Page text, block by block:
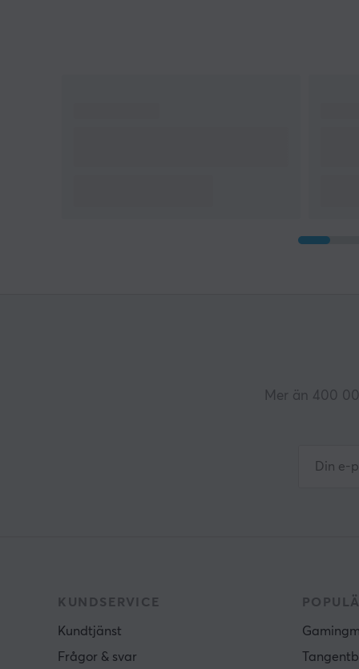
Mer än 400
KUNDSERVICE
Kundtjänst
Frågor & svar